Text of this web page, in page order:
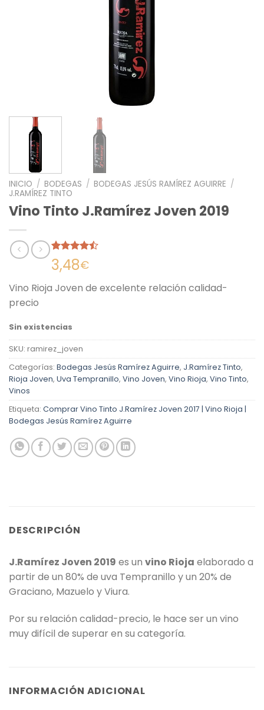
INICIO / BODEGAS / BODEGAS JESÚS RAMÍREZ AGUIRRE /
J.RAMÍREZ TINTO
Vino Tinto J.Ramírez Joven 2019
Valorado
con4.43
base a
14
3,48€
Vino Rioja Joven de excelente relación calidad-
precio
Sin existencias
SKU: ramirez_joven
Categorías: Bodegas Jesús Ramírez Aguirre, J.Ramírez Tinto,
Rioja Joven, Uva Tempranillo, Vino Joven, Vino Rioja, Vino Tinto,
Vinos
Etiqueta: Comprar Vino Tinto J.Ramírez Joven 2017 | Vino Rioja |
Bodegas Jesús Ramírez Aguirre
DESCRIPCIÓN
J.Ramírez Joven 2019 es un vino Rioja elaborado a
partir de un 80% de uva Tempranillo y un 20% de
Graciano, Mazuelo y Viura.
Por su relación calidad-precio, le hace ser un vino
muy difícil de superar en su categoría.
INFORMACIÓN ADICIONAL